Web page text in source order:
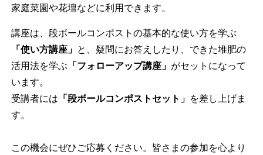
家庭菜園や花壇などに利用できます。
講座は、段ボールコンポストの基本的な使い方を学ぶ
「使い方講座」
と、疑問にお答えしたり、できた堆肥の
活用法を学ぶ 「フォローアップ講座」 がセットになって
います。
受講者には 「段ボールコンポストセット」
を差し上げま
す。
この機会にぜひご応募ください。皆さまの参加を心より